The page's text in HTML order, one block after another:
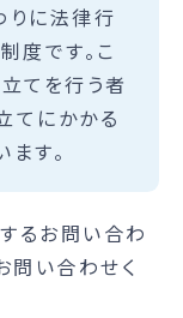
りに法律行
度です。こ
てを行う者
てにかかる
す。
るお問い合わ
い合わせく